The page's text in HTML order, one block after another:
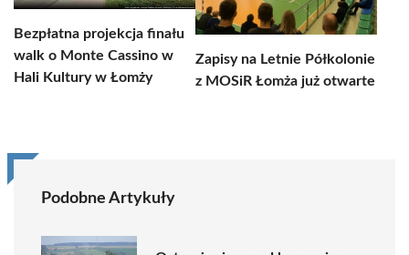
Bezpłatna projekcja finału
walk o Monte Cassino w
Hali Kultury w Łomży
Zapisy na Letnie Półkolonie
z MOSiR Łomża już otwarte
Podobne Artykuły